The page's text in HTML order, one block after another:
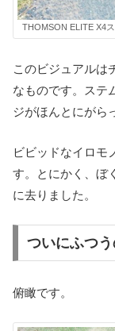
THOMSON ELITE X4
このビジュアルは
なものです。ステ
ジがほんとにがら
ビビッドなイロモ
す。とにかく、ぼ
に去りました。
ついにふつ
俯瞰です。